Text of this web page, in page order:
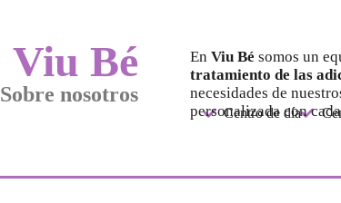
Viu Bé
Sobre nosotros
En Viu Bé somos un
tratamiento de las
necesidades de
personalizada con
Centro de día